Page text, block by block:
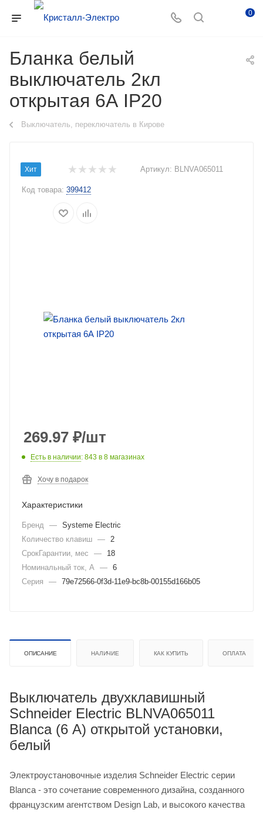
0
Бланка белый
выключатель 2кл
открытая 6А IP20
Выключатель, переключатель в Кирове
Хит Артикул: BLNVA065011
Код товара: 399412
269.97 ₽/шт
Есть в наличии: 843 в 8 магазинах
Хочу в подарок
Характеристики
Бренд — Systeme Electric
Количество клавиш —
2
СрокГарантии, мес
—
18
Номинальный ток, А
— 6
Серия
— 79e72566-0f3d-11e9-bc8b-00155d166b05
ОПИСАНИЕ НАЛИЧИЕ КАК КУПИТЬ ОПЛАТА
Выключатель двухклавишный
Schneider Electric BLNVA065011
Blanca (6 А) открытой установки,
белый
Электроустановочные изделия Schneider Electric серии
Blanca - это сочетание современного дизайна, созданного
французским агентством Design Lab, и высокого качества